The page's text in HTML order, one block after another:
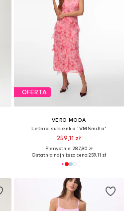
OFERTA
VERO MODA
Letnia sukienka 'VMSmilla'
259,11 zł
Pierwotnie: 287,90 zł
Ostatnia najniższa cena:259,11 zł